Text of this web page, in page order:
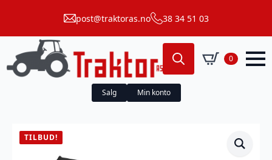
post@traktoras.no 38 34 51 03
Search
for:
0
Salg Min konto
TILBUD!